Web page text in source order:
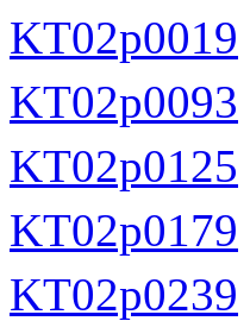
KT02p0019
KT02p0093
KT02p0125
KT02p0179
KT02p0239